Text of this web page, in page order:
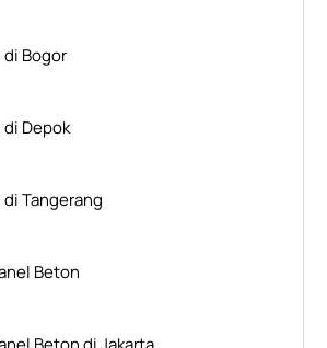
Bogor
Depok
Tangerang
Beton